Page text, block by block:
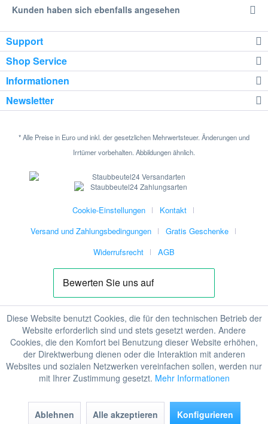
Kunden haben sich ebenfalls angesehen
Support
Shop Service
Informationen
Newsletter
* Alle Preise in Euro und inkl. der gesetzlichen Mehrwertsteuer. Änderungen und
Irrtümer vorbehalten. Abbildungen ähnlich.
Cookie-Einstellungen
Kontakt
Versand und Zahlungsbedingungen
Gratis Geschenke
Widerrufsrecht
AGB
Diese Website benutzt Cookies, die für den technischen Betrieb der
Website erforderlich sind und stets gesetzt werden. Andere
Cookies, die den Komfort bei Benutzung dieser Website erhöhen,
der Direktwerbung dienen oder die Interaktion mit anderen
Websites und sozialen Netzwerken vereinfachen sollen, werden nur
mit Ihrer Zustimmung gesetzt. Mehr Informationen
Ablehnen Alle akzeptieren Konfigurieren